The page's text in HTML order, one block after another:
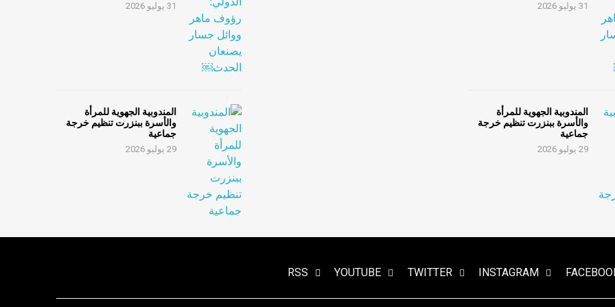
31 يوليو 2026
المندوبية الجهوية للمرأة
والأسرة ببنزرت تنظيم خرجة
جماعية
29 يوليو 2026
31 يوليو 2026
المندوبية الجهوية للمرأة
والأسرة ببنزرت تنظيم خرجة
جماعية
29 يوليو 2026
INSTAGRAM
TWITTER
YOUTUBE
RSS